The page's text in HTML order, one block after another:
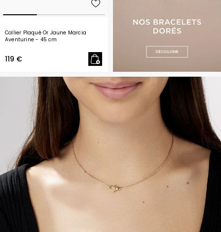
Collier Plaqué Or Jaune Marcia
Aventurine- 45 cm
119 €